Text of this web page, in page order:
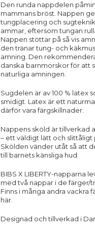
Den runda nappdelen
mammans bröst. Nappen
tungplacering och
ammar, eftersom tungan
Nappen stöttar på så vis
den tränar tung- och
amning. Den
danska barnmorskor för att
naturliga amningen.
Sugdelen är av 100 % latex
smidigt. Latex är ett
därför vara färgskillnader.
Nappens sköld är tillverkad
– ett väldigt lätt och slittåligt
Skölden vänder utåt så att
till barnets känsliga hud.
BIBS X LIBERTY-napparna
med två nappar i de färger/
Finns i många andra vackra
här.
Designad och tillverkad i